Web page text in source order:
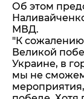
Об этом
МВД.
"К
Великой
Украине, в
мы не